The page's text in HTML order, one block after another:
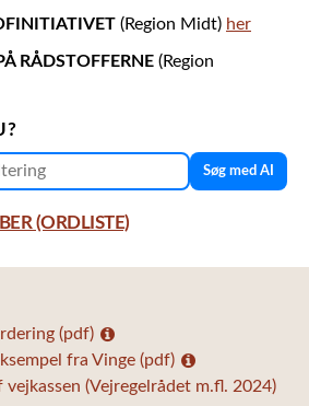
(Region Midt) her
RÅDSTOFFERNE (Region
Søg med AI
(ORDLISTE)
(pdf)
fra Vinge (pdf)
(Vejregelrådet m.fl. 2024)